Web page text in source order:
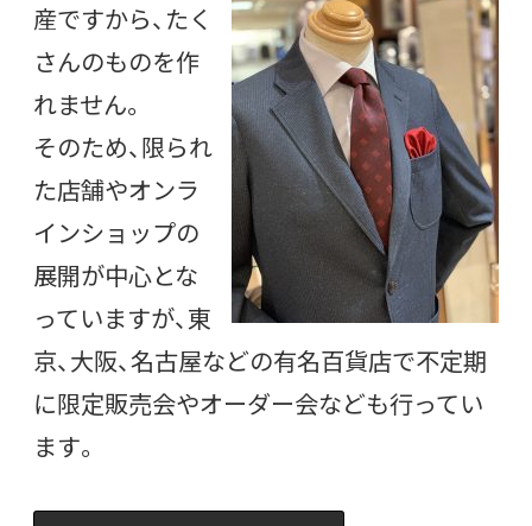
産ですから、たく
さんのものを作
れません。
そのため、限られ
た店舗やオンラ
インショップの
展開が中心とな
っていますが、東
京、大阪、名古屋などの有名百貨店で不定期
に限定販売会やオーダー会なども行ってい
ます。